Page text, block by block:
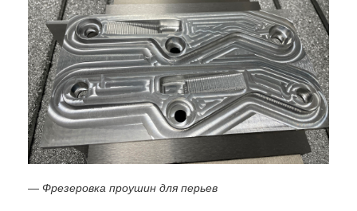
— Фрезеровка проушин для перьев